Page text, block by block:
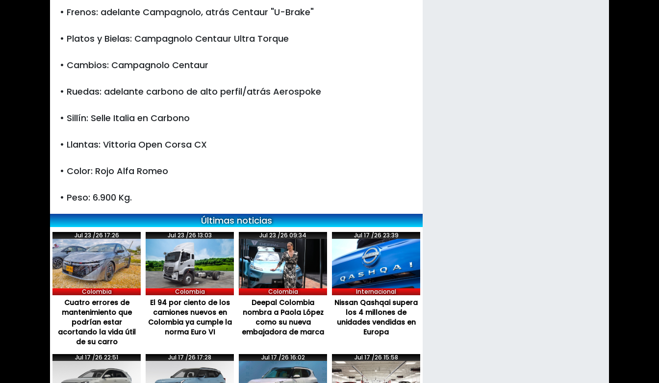
• Frenos: adelante Campagnolo, atrás Centaur "U-Brake"
• Platos y Bielas: Campagnolo Centaur Ultra Torque
• Cambios: Campagnolo Centaur
• Ruedas: adelante carbono de alto perfil/atrás Aerospoke
• Sillín: Selle Italia en Carbono
• Llantas: Vittoria Open Corsa CX
• Color: Rojo Alfa Romeo
• Peso: 6.900 Kg.
Últimas noticias
Jul 23 /26 17:26
Colombia
Cuatro errores de
mantenimiento que
podrían estar
acortando la vida útil
de su carro
Jul 23 /26 13:03
Colombia
El 94 por ciento de los
camiones nuevos en
Colombia ya cumple la
norma Euro VI
Jul 23 /26 09:34
Colombia
Deepal Colombia
nombra a Paola López
como su nueva
embajadora de marca
Jul 17 /26 23:39
Internacional
Nissan Qashqai supera
los 4 millones de
unidades vendidas en
Europa
Jul 17 /26 22:51 Jul 17 /26 17:28 Jul 17 /26 16:02 Jul 17 /26 15:58